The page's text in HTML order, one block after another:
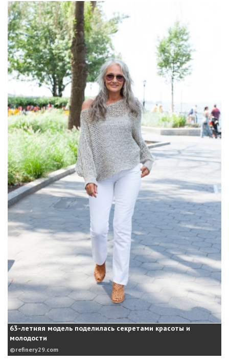
63-летняя модель поделилась секретами красоты и
молодости
refinery29.com